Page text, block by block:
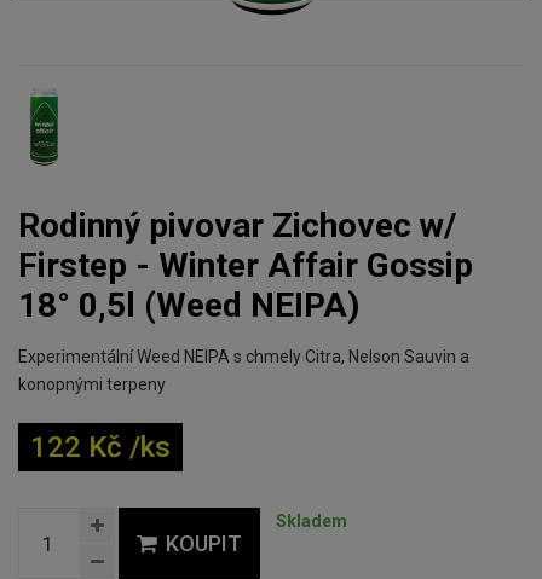
Rodinný pivovar Zichovec w/
Firstep - Winter Affair Gossip
18° 0,5l (Weed NEIPA)
Experimentální Weed NEIPA s chmely Citra, Nelson Sauvin a
konopnými terpeny
122 Kč /ks
KOUPIT
Skladem